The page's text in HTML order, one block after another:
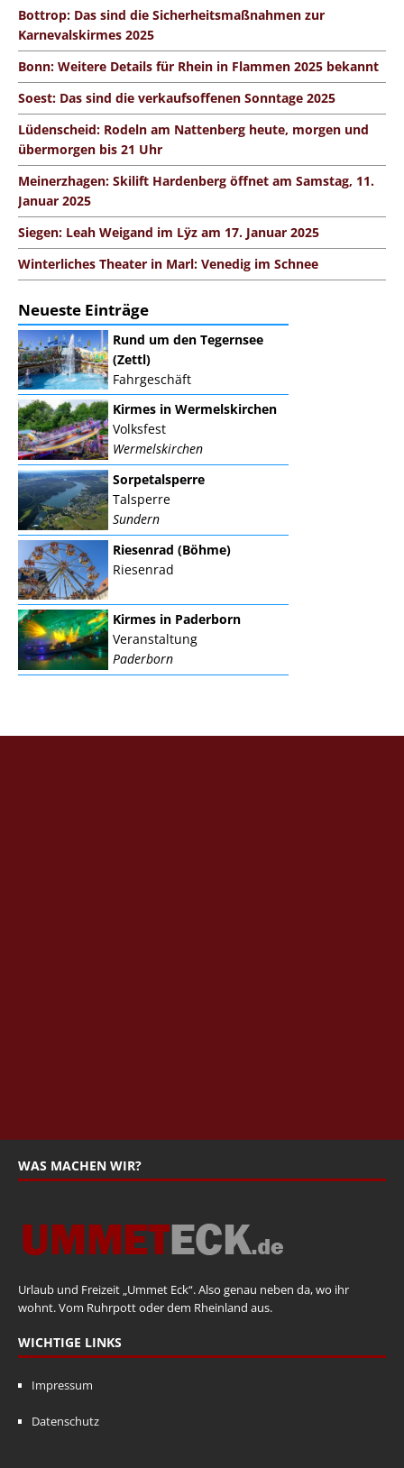
Bottrop: Das sind die Sicherheitsmaßnahmen zur
Karnevalskirmes 2025
Bonn: Weitere Details für Rhein in Flammen 2025 bekannt
Soest: Das sind die verkaufsoffenen Sonntage 2025
Lüdenscheid: Rodeln am Nattenberg heute, morgen und
übermorgen bis 21 Uhr
Meinerzhagen: Skilift Hardenberg öffnet am Samstag, 11.
Januar 2025
Siegen: Leah Weigand im Lÿz am 17. Januar 2025
Winterliches Theater in Marl: Venedig im Schnee
Neueste Einträge
Rund um den Tegernsee
(Zettl)
Fahrgeschäft
Kirmes in Wermelskirchen
Volksfest
Wermelskirchen
Sorpetalsperre
Talsperre
Sundern
Riesenrad (Böhme)
Riesenrad
Kirmes in Paderborn
Veranstaltung
Paderborn
WAS MACHEN WIR?
Urlaub und Freizeit „Ummet Eck“. Also genau neben da, wo ihr
wohnt. Vom Ruhrpott oder dem Rheinland aus.
WICHTIGE LINKS
Impressum
Datenschutz